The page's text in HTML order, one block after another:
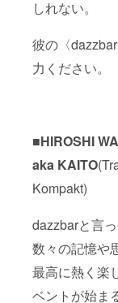
しれない。
彼の〈
力ください。
■HIROSHI
aka KAITO
Kompakt)
dazzbarと言
数々の記憶や
最高に熱く楽
ベントが始ま